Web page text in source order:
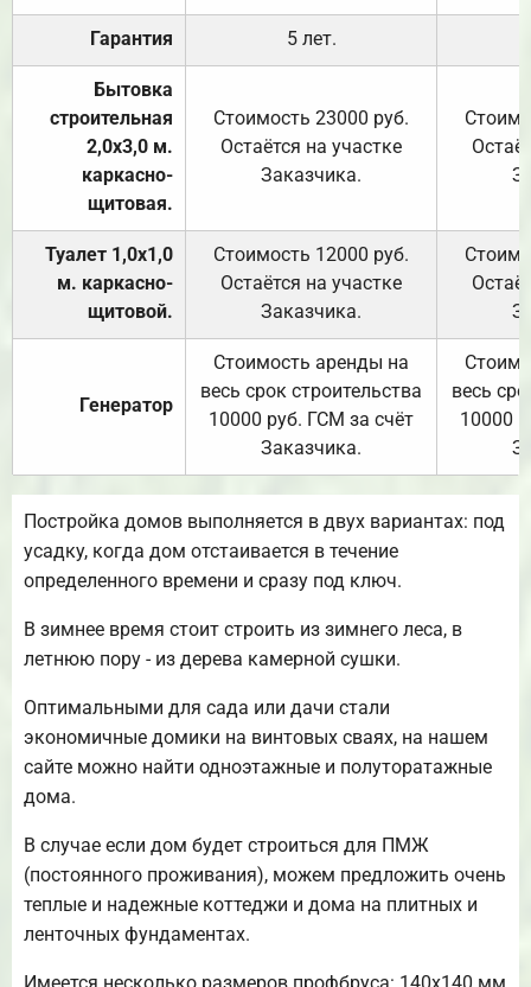
Гарантия 5 лет.
Бытовка
строительная
2,0х3,0 м.
каркасно-
щитовая.
Стоимость 23000 руб.
Остаётся на участке
Заказчика.
Туалет 1,0х1,0
м. каркасно-
щитовой.
Стоимость 12000 руб.
Остаётся на участке
Заказчика.
Генератор
Стоимость аренды на
весь срок строительства
10000 руб. ГСМ за счёт
Заказчика.
весь
10000
Постройка домов выполняется в двух вариантах: под
усадку, когда дом отстаивается в течение
определенного времени и сразу под ключ.
В зимнее время стоит строить из зимнего леса, в
летнюю пору - из дерева камерной сушки.
Оптимальными для сада или дачи стали
экономичные домики на винтовых сваях, на нашем
сайте можно найти одноэтажные и полуторатажные
дома.
В случае если дом будет строиться для ПМЖ
(постоянного проживания), можем предложить очень
теплые и надежные коттеджи и дома на плитных и
ленточных фундаментах.
Имеется несколько размеров профбруса: 140х140 мм